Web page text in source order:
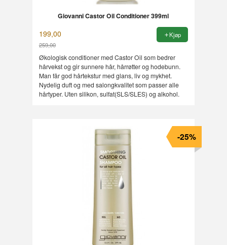
Giovanni Castor Oil Conditioner 399ml
199,00
259,00
Rabatt
Kjøp
Økologisk conditioner med Castor Oil som bedrer
hårvekst og gir sunnere hår, hårrøtter og hodebunn.
Man får god hårtekstur med glans, liv og mykhet.
Nydelig duft og med salongkvalitet som passer alle
hårtyper. Uten silikon, sulfat(SLS/SLES) og alkohol.
-25%